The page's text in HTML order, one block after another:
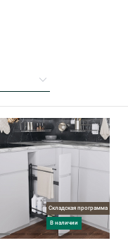
Складская программа
в наличии